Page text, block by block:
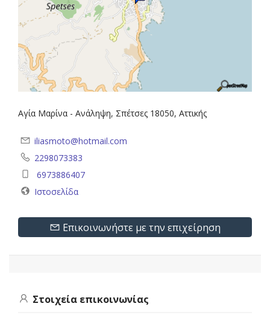
Αγία Μαρίνα - Ανάληψη, Σπέτσες 18050, Αττικής
iliasmoto@hotmail.com
2298073383
6973886407
Ιστοσελίδα
Επικοινωνήστε με την επιχείρηση
Στοιχεία επικοινωνίας